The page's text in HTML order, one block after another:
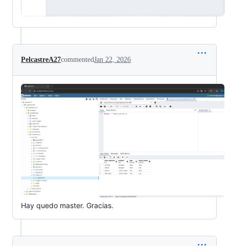
PelcastreA27commentedJan 22, 2026
Hay quedo master. Gracias.